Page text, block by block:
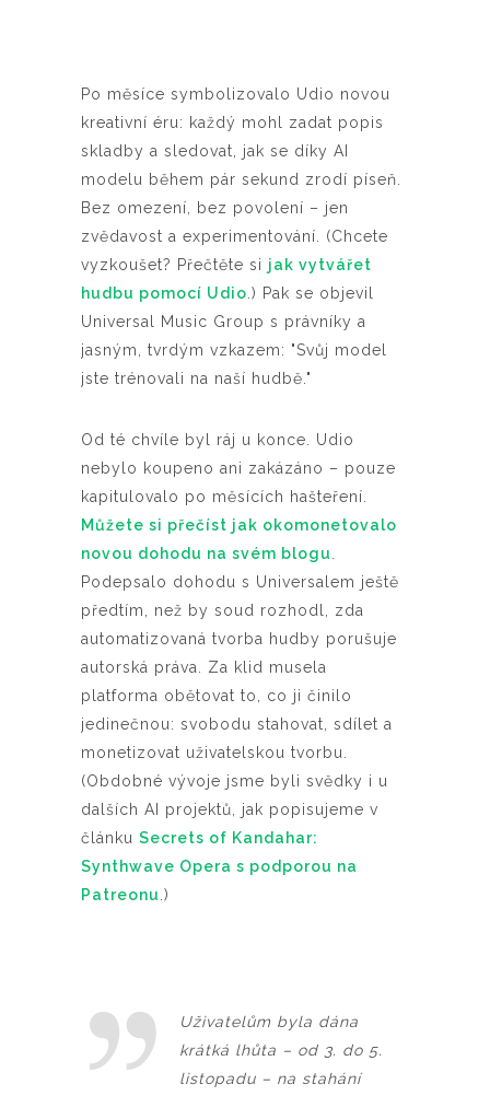
Po měsíce symbolizovalo Udio novou
kreativní éru: každý mohl zadat popis
skladby a sledovat, jak se díky AI
modelu během pár sekund zrodí píseň.
Bez omezení, bez povolení – jen
zvědavost a experimentování. (Chcete
vyzkoušet? Přečtěte si jak vytvářet
hudbu pomocí Udio .) Pak se objevil
Universal Music Group s právníky a
jasným, tvrdým vzkazem: "Svůj model
jste trénovali na naší hudbě."
Od té chvíle byl ráj u konce. Udio
nebylo koupeno ani zakázáno – pouze
kapitulovalo po měsících hašteření.
Můžete si přečíst jak okomonetovalo
novou dohodu na svém blogu
Podepsalo dohodu s Universalem ještě
předtím, než by soud rozhodl, zda
automatizovaná tvorba hudby porušuje
autorská práva. Za klid musela
platforma obětovat to, co ji činilo
jedinečnou: svobodu stahovat, sdílet a
monetizovat uživatelskou tvorbu.
(Obdobné vývoje jsme byli svědky i u
dalších AI projektů, jak popisujeme v
článku Secrets of Kandahar:
Synthwave Opera s podporou na
Patreonu .)
Uživatelům byla dána
krátká lhůta – od 3. do 5.
listopadu – na stahání